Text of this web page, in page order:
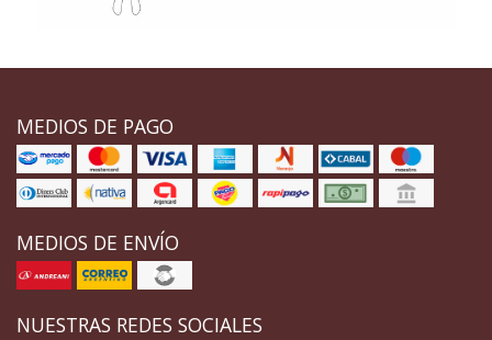
MEDIOS DE PAGO
MEDIOS DE ENVÍO
NUESTRAS REDES SOCIALES